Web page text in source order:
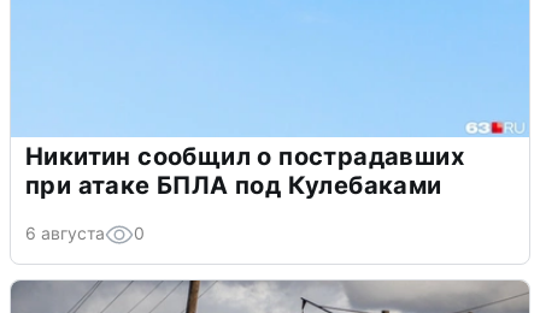
Никитин сообщил о пострадавших
при атаке БПЛА под Кулебаками
6 августа 0